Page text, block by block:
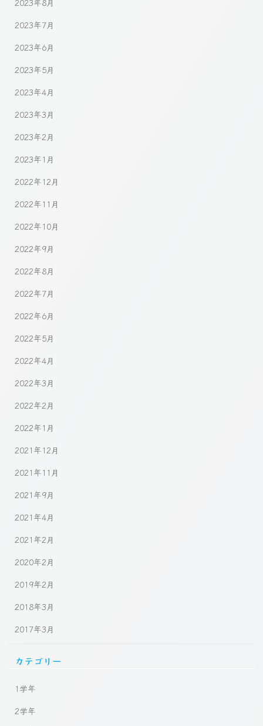
2023年7月
2023年6月
2023年5月
2023年4月
2023年3月
2023年2月
2023年1月
2022年12月
2022年11月
2022年10月
2022年9月
2022年8月
2022年7月
2022年6月
2022年5月
2022年4月
2022年3月
2022年2月
2022年1月
2021年12月
2021年11月
2021年9月
2021年4月
2021年2月
2020年2月
2019年2月
2018年3月
2017年3月
カテゴリー
1学年
2学年